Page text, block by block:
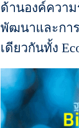
ด้านองค์ความ
พัฒนาและกา
เดียวกันทั้ง